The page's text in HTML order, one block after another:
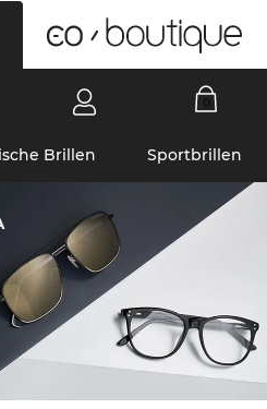
Brillen Sportbrillen